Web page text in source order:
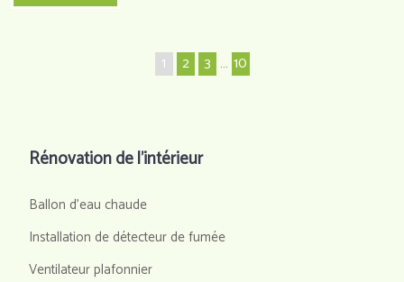
1 2 3 … 10
Rénovation de l’intérieur
Ballon d'eau chaude
Installation de détecteur de fumée
Ventilateur plafonnier